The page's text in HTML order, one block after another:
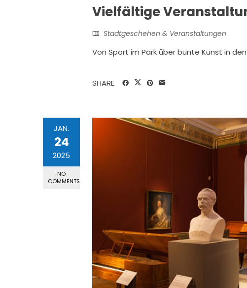
Vielfältige
Stadtgeschehen & Veranstaltungen
Von Sport im Park über bunte Kunst in
SHARE
JAN.
24
2025
NO
COMMENTS